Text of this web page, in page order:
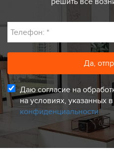
Телефон: *
Даю согласие на
на условиях, указанных в
конфиденциальности